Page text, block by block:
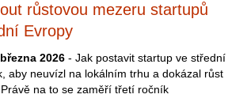
růstovou mezeru startupů
Evropy
2026 - Jak postavit startup ve střední
aby neuvízl na lokálním trhu a dokázal růst
na to se zaměří třetí ročník